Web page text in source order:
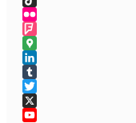
TikTok
Flickr
Foursquare
Google
Maps
LinkedIn
Tumblr
Twitter
X